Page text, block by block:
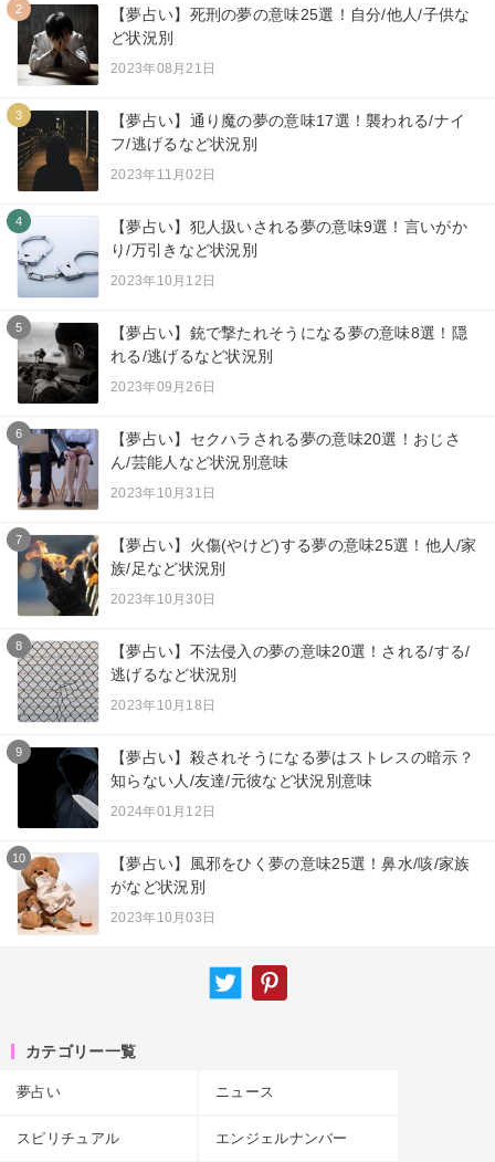
2
【夢占い】死刑の夢の意味25選！自分/他人/子供な
ど状況別
2023年08月21日
3
【夢占い】通り魔の夢の意味17選！襲われる/ナイ
フ/逃げるなど状況別
2023年11月02日
4
【夢占い】犯人扱いされる夢の意味9選！言いがか
り/万引きなど状況別
2023年10月12日
5
【夢占い】銃で撃たれそうになる夢の意味8選！隠
れる/逃げるなど状況別
2023年09月26日
6
【夢占い】セクハラされる夢の意味20選！おじさ
ん/芸能人など状況別意味
2023年10月31日
7
【夢占い】火傷(やけど)する夢の意味25選！他人/家
族/足など状況別
2023年10月30日
8
【夢占い】不法侵入の夢の意味20選！される/する/
逃げるなど状況別
2023年10月18日
9
【夢占い】殺されそうになる夢はストレスの暗示？
知らない人/友達/元彼など状況別意味
2024年01月12日
10
【夢占い】風邪をひく夢の意味25選！鼻水/咳/家族
がなど状況別
2023年10月03日
カテゴリー一覧
夢占い ニュース
スピリチュアル エンジェルナンバー